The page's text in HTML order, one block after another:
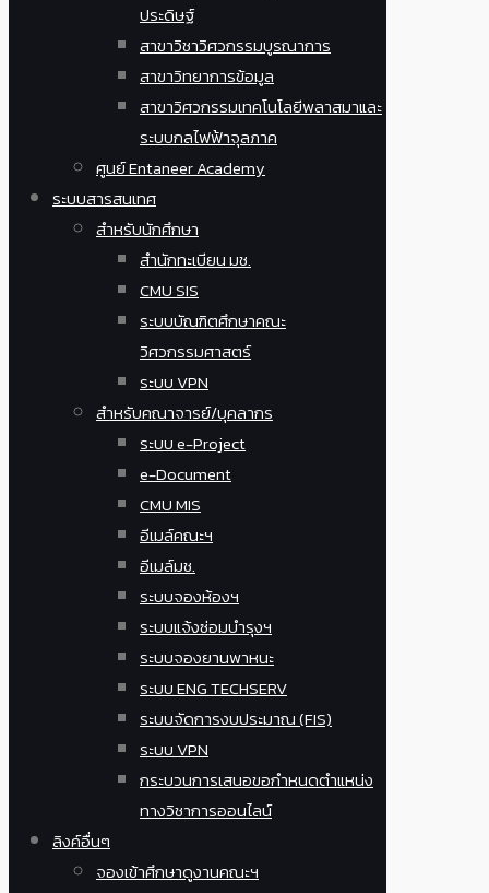
ประดิษฐ์
สาขาวิชาวิศวกรรมบูรณาการ
สาขาวิทยาการข้อมูล
สาขาวิศวกรรมเทคโนโลยีพลาสมาและ
ระบบกลไฟฟ้าจุลภาค
ศูนย์ Entaneer Academy
ระบบสารสนเทศ
สำหรับนักศึกษา
สำนักทะเบียน มช.
CMU SIS
ระบบบัณฑิตศึกษาคณะ
วิศวกรรมศาสตร์
ระบบ VPN
สำหรับคณาจารย์/บุคลากร
ระบบ e-Project
e-Document
CMU MIS
อีเมล์คณะฯ
อีเมล์มช.
ระบบจองห้องฯ
ระบบแจ้งซ่อมบำรุงฯ
ระบบจองยานพาหนะ
ระบบ ENG TECHSERV
ระบบจัดการงบประมาณ (FIS)
ระบบ VPN
กระบวนการเสนอขอกำหนดตำแหน่ง
ทางวิชาการออนไลน์
ลิงค์อื่นๆ
จองเข้าศึกษาดูงานคณะฯ